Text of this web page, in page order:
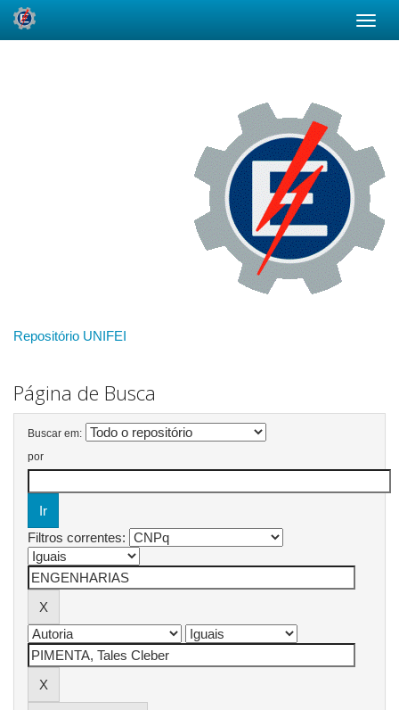
Repositório UNIFEI
Página de Busca
Buscar em:
por
Filtros correntes: